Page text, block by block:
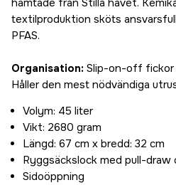
hämtade från Stilla havet.
textilproduktion sköts
PFAS.
Organisation: Slip-on-off fickor
Håller den mest nödvändiga
Volym: 45 liter
Vikt: 2680 gram
Längd: 67 cm x bredd: 32 cm
Ryggsäckslock med pull-draw
Sidoöppning